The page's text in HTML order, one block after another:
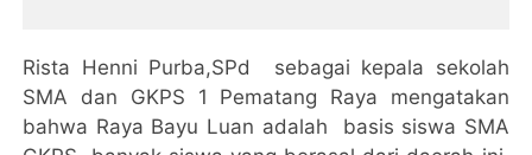
Rista Henni Purba,SPd sebagai kepala sekolah
SMA dan GKPS 1 Pematang Raya mengatakan
bahwa Raya Bayu Luan adalah basis siswa SMA